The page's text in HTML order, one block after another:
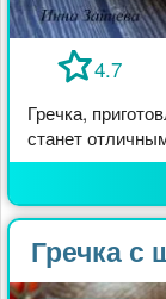
4.7
Гречка,
станет
Гречка с